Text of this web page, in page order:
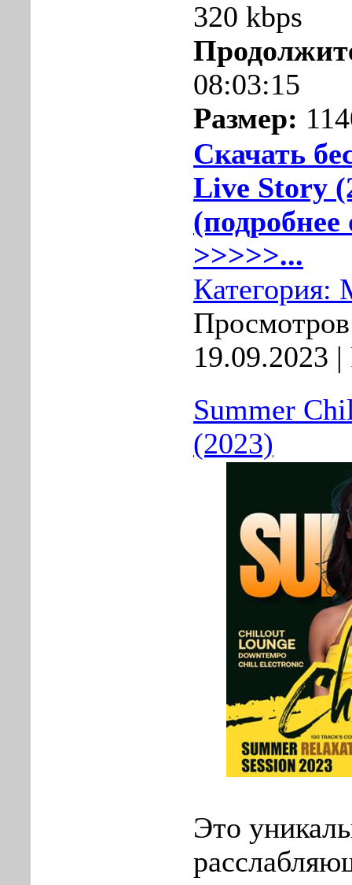
320 kbps
08:03:15
Размер:
Скачать
Live Story
(подробнее
>>>>>...
Категория:
19.09.2023 |
Summer
(2023)
Это